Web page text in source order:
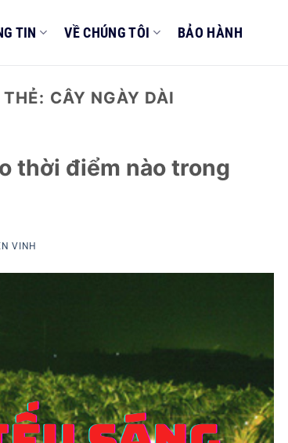
TIN VỀ CHÚNG TÔI BẢO HÀNH
CÂY NGÀY DÀI
thời điểm nào trong
VINH